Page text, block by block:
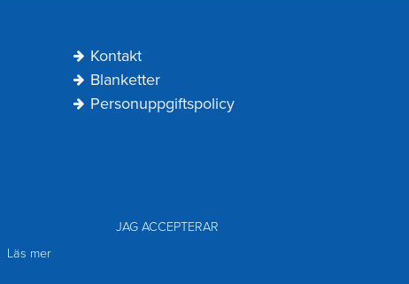
Läs mer
JAG ACCEPTERAR
Kontakt
Blanketter
Personuppgiftspolicy